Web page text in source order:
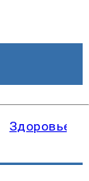
Здоровье